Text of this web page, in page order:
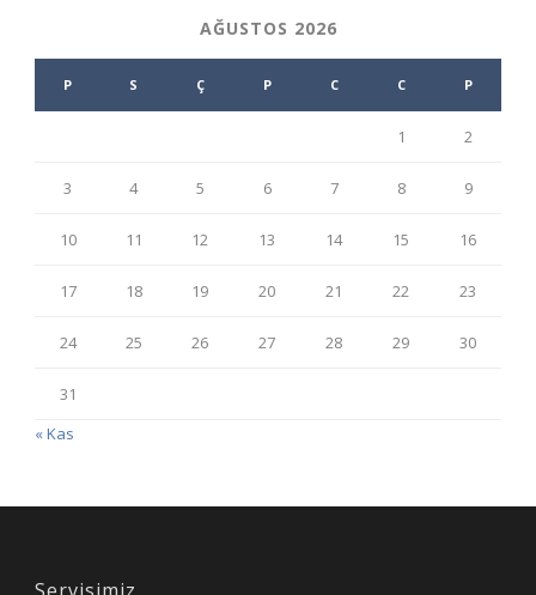
AĞUSTOS 2026
P S Ç P C C P
1 2
3 4 5 6 7 8 9
10 11 12 13 14 15 16
17 18 19 20 21 22 23
24 25 26 27 28 29 30
31
« Kas